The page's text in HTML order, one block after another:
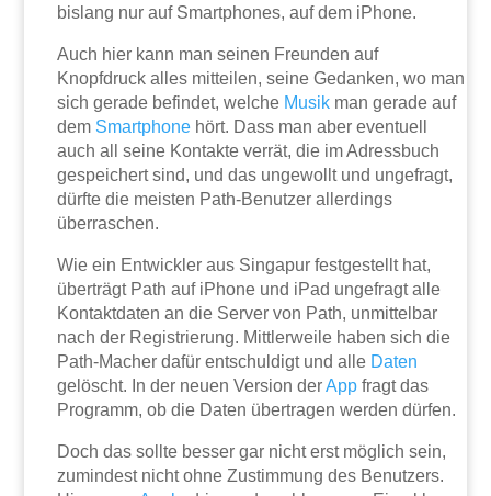
bislang nur auf Smartphones, auf dem iPhone.
Auch hier kann man seinen Freunden auf
Knopfdruck alles mitteilen, seine Gedanken, wo man
sich gerade befindet, welche Musik man gerade auf
dem Smartphone hört. Dass man aber eventuell
auch all seine Kontakte verrät, die im Adressbuch
gespeichert sind, und das ungewollt und ungefragt,
dürfte die meisten Path-Benutzer allerdings
überraschen.
Wie ein Entwickler aus Singapur festgestellt hat,
überträgt Path auf iPhone und iPad ungefragt alle
Kontaktdaten an die Server von Path, unmittelbar
nach der Registrierung. Mittlerweile haben sich die
Path-Macher dafür entschuldigt und alle Daten
gelöscht. In der neuen Version derApp fragt das
Programm, ob die Daten übertragen werden dürfen.
Doch das sollte besser gar nicht erst möglich sein,
zumindest nicht ohne Zustimmung des Benutzers.